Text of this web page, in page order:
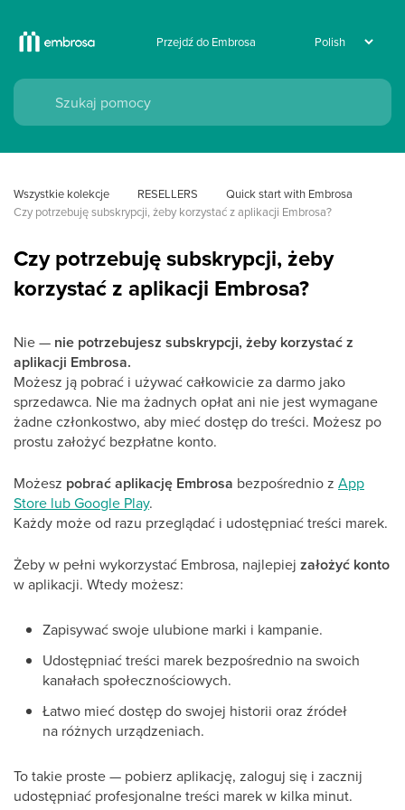
Przejdź do Embrosa
Wszystkie kolekcje RESELLERS
Quick start with Embrosa
Czy potrzebuję subskrypcji, żeby korzystać z aplikacji Embrosa?
Czy potrzebuję subskrypcji, żeby
korzystać z aplikacji Embrosa?
Nie — nie potrzebujesz subskrypcji, żeby korzystać z
aplikacji Embrosa.
Możesz ją pobrać i używać całkowicie za darmo jako
sprzedawca. Nie ma żadnych opłat ani nie jest wymagane
żadne członkostwo, aby mieć dostęp do treści. Możesz po
prostu założyć bezpłatne konto.
Możesz pobrać aplikację Embrosa bezpośrednio z App
Store lub Google Play.
Każdy może od razu przeglądać i udostępniać treści marek.
Żeby w pełni wykorzystać Embrosa, najlepiej założyć konto
w aplikacji. Wtedy możesz:
Zapisywać swoje ulubione marki i kampanie.
Udostępniać treści marek bezpośrednio na swoich
kanałach społecznościowych.
Łatwo mieć dostęp do swojej historii oraz źródeł
na różnych urządzeniach.
To takie proste — pobierz aplikację, zaloguj się i zacznij
udostępniać profesjonalne treści marek w kilka minut.